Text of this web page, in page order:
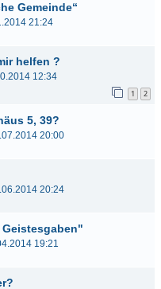
Gemeinde“
21:24
helfen ?
12:34
1 2
5, 39?
20:00
20:24
19:21